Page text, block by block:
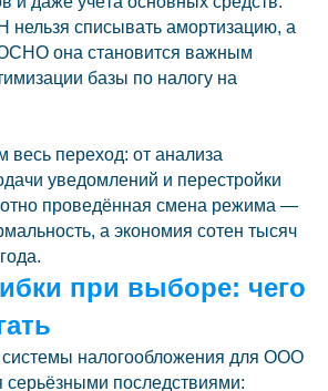
списывать амортизацию, а
она становится важным
базы по налогу на
переход: от анализа
уведомлений и перестройки
проведённая смена режима —
а экономия сотен тысяч
при выборе: чего
налогообложения для ООО
серьёзными последствиями: